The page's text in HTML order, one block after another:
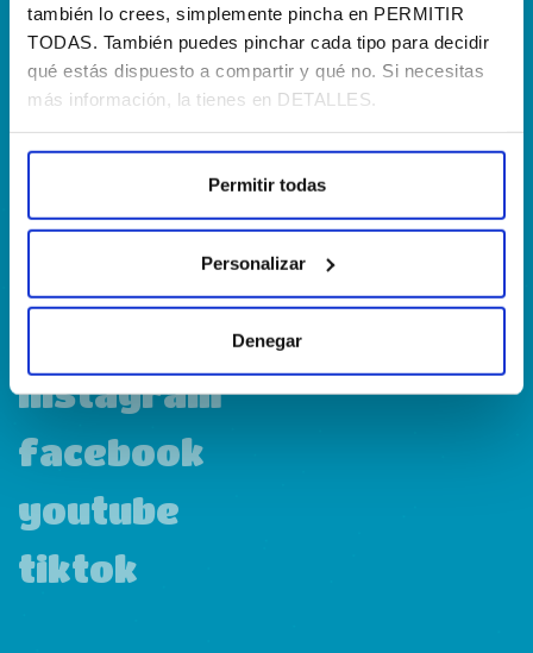
también lo crees, simplemente pincha en PERMITIR
TODAS. También puedes pinchar cada tipo para decidir
qué estás dispuesto a compartir y qué no. Si necesitas
más información, la tienes en DETALLES.
Permitir todas
Personalizar
Denegar
¿Hablamos?!
(+34) 910 40 46 33
¿Dónde estamos?
Calle Francia, 13 Local 12 28971 Griñón MADRID
instagram
facebook
youtube
tiktok